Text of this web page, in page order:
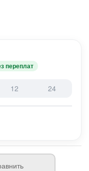
переплат
12 24